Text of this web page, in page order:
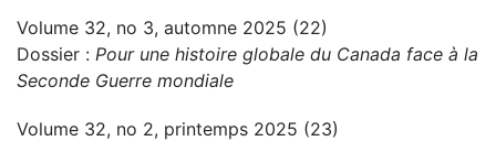
Volume 32, no 3, automne 2025 (22)
Dossier : Pour une histoire globale du Canada face à la
Seconde Guerre mondiale
Volume 32, no 2, printemps 2025 (23)